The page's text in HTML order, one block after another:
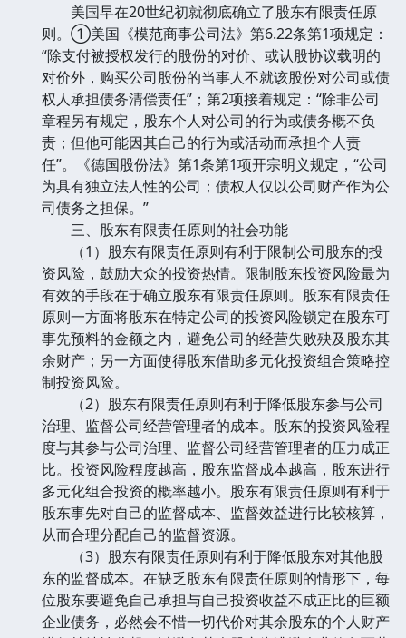
美国早在20世纪初就彻底确立了股东有限责任原
则。①美国《模范商事公司法》第6.22条第1项规定：
“除支付被授权发行的股份的对价、或认股协议载明的
对价外，购买公司股份的当事人不就该股份对公司或债
权人承担债务清偿责任”；第2项接着规定：“除非公司
章程另有规定，股东个人对公司的行为或债务概不负
责；但他可能因其自己的行为或活动而承担个人责
任”。《德国股份法》第1条第1项开宗明义规定，“公司
为具有独立法人性的公司；债权人仅以公司财产作为公
司债务之担保。”
三、股东有限责任原则的社会功能
（1）股东有限责任原则有利于限制公司股东的投
资风险，鼓励大众的投资热情。限制股东投资风险最为
有效的手段在于确立股东有限责任原则。股东有限责任
原则一方面将股东在特定公司的投资风险锁定在股东可
事先预料的金额之内，避免公司的经营失败殃及股东其
余财产；另一方面使得股东借助多元化投资组合策略控
制投资风险。
（2）股东有限责任原则有利于降低股东参与公司
治理、监督公司经营管理者的成本。股东的投资风险程
度与其参与公司治理、监督公司经营管理者的压力成正
比。投资风险程度越高，股东监督成本越高，股东进行
多元化组合投资的概率越小。股东有限责任原则有利于
股东事先对自己的监督成本、监督效益进行比较核算，
从而合理分配自己的监督资源。
（3）股东有限责任原则有利于降低股东对其他股
东的监督成本。在缺乏股东有限责任原则的情形下，每
位股东要避免自己承担与自己投资收益不成正比的巨额
企业债务，必然会不惜一切代价对其余股东的个人财产